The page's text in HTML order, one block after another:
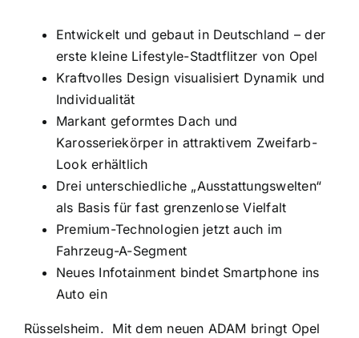
Entwickelt und gebaut in Deutschland – der
erste kleine Lifestyle-Stadtflitzer von Opel
Kraftvolles Design visualisiert Dynamik und
Individualität
Markant geformtes Dach und
Karosseriekörper in attraktivem Zweifarb-
Look erhältlich
Drei unterschiedliche „Ausstattungswelten“
als Basis für fast grenzenlose Vielfalt
Premium-Technologien jetzt auch im
Fahrzeug-A-Segment
Neues Infotainment bindet Smartphone ins
Auto ein
Rüsselsheim. Mit dem neuen ADAM bringt Opel